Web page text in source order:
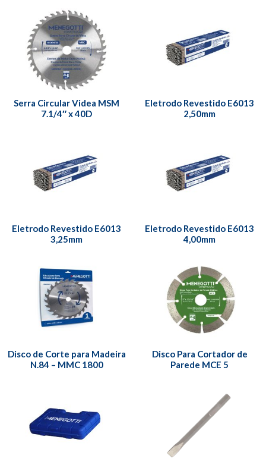
Serra Circular Videa MSM
7.1/4″ x 40D
Eletrodo Revestido E6013
2,50mm
Eletrodo Revestido E6013
3,25mm
Eletrodo Revestido E6013
4,00mm
Disco de Corte para Madeira
N.84 – MMC 1800
Disco Para Cortador de
Parede MCE 5